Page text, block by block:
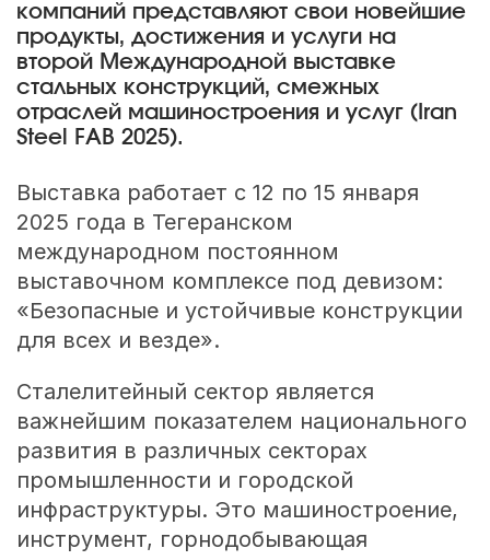
компаний представляют свои новейшие
продукты, достижения и услуги на
второй Международной выставке
стальных конструкций, смежных
отраслей машиностроения и услуг (Iran
Steel FAB 2025).
Выставка работает с 12 по 15 января
2025 года в Тегеранском
международном постоянном
выставочном комплексе под девизом:
«Безопасные и устойчивые конструкции
для всех и везде».
Сталелитейный сектор является
важнейшим показателем национального
развития в различных секторах
промышленности и городской
инфраструктуры. Это машиностроение,
инструмент, горнодобывающая